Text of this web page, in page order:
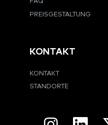
FAQ
PREISGESTALTUNG
KONTAKT
KONTAKT
STANDORTE